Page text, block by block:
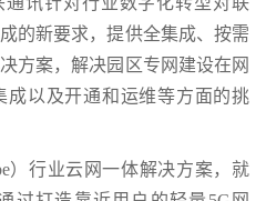
的新要求，提供全集成、按需
方案，解决园区专网建设在网
以及开通和运维等方面的挑
）行业云网一体解决方案，就